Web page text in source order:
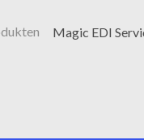
Magic EDI